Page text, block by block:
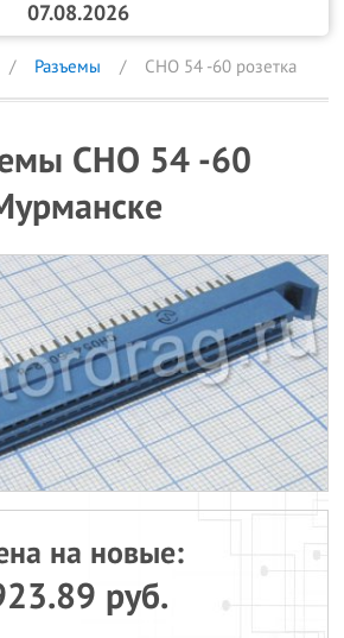
07.08.2026
Разъемы СНО 54 -60 розетка
СНО 54 -60
на новые:
руб.